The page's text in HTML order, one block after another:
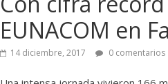
EUNACOM en
14 diciembre, 2017 0 comentarios